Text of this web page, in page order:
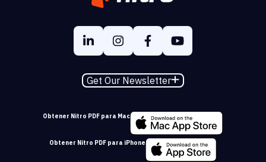
Get Our Newsletter
Obtener Nitro PDF para Mac
Obtener Nitro PDF para iPhone